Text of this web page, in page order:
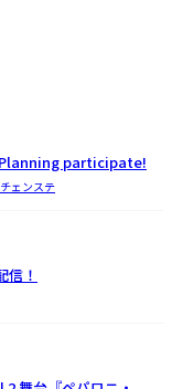
participate!
ェンステ
信！